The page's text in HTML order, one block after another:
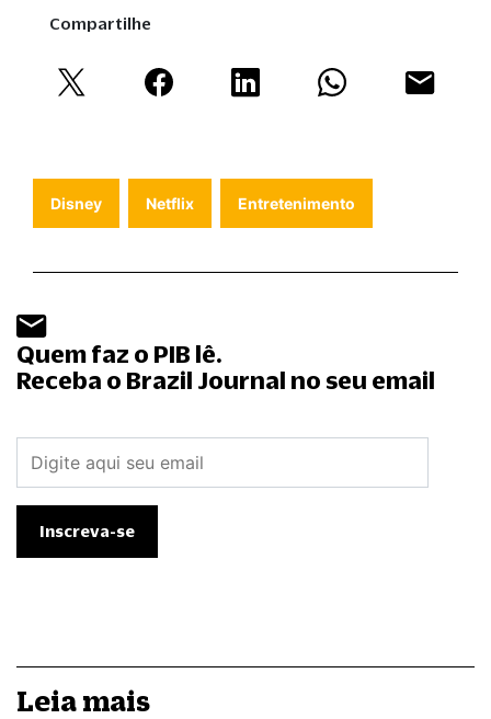
Compartilhe
Disney Netflix Entretenimento
Quem faz o PIB lê.
Receba o Brazil Journal no seu email
Leia mais